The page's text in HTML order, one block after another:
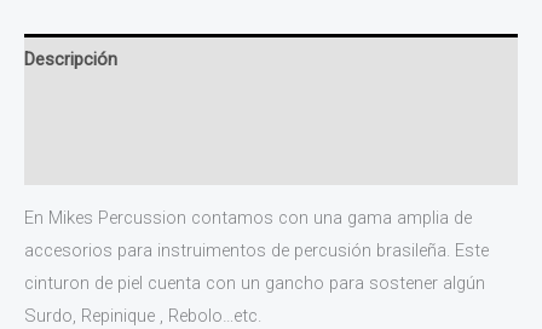
Descripción
En Mikes Percussion contamos con una gama amplia de
accesorios para instruimentos de percusión brasileña. Este
cinturon de piel cuenta con un gancho para sostener algún
Surdo, Repinique , Rebolo…etc.